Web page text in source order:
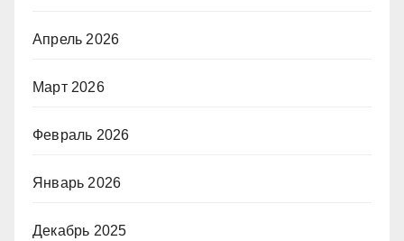
Апрель 2026
Март 2026
Февраль 2026
Январь 2026
Декабрь 2025